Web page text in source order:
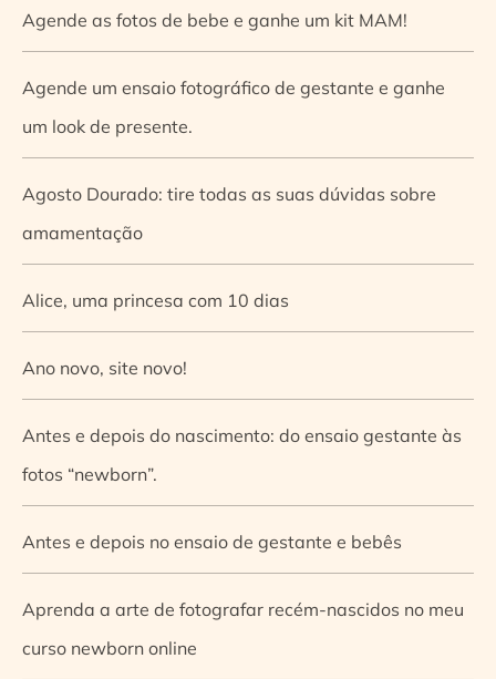
Agende as fotos de bebe e ganhe um kit MAM!
Agende um ensaio fotográfico de gestante e ganhe
um look de presente.
Agosto Dourado: tire todas as suas dúvidas sobre
amamentação
Alice, uma princesa com 10 dias
Ano novo, site novo!
Antes e depois do nascimento: do ensaio gestante às
fotos “newborn”.
Antes e depois no ensaio de gestante e bebês
Aprenda a arte de fotografar recém-nascidos no meu
curso newborn online